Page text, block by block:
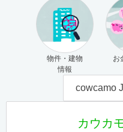
物件・建物
情報
お
cowcamo
カウカ